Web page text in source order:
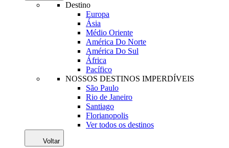
Destino
Europa
Ásia
Médio Oriente
América Do Norte
América Do Sul
África
Pacífico
NOSSOS DESTINOS IMPERDÍVEIS
São Paulo
Rio de Janeiro
Santiago
Florianopolis
Ver todos os destinos
Voltar